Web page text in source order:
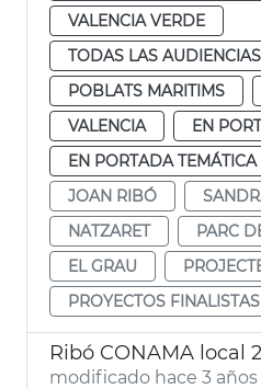
VALENCIA VERDE
TODAS LAS AUDIENCIAS
POBLATS MARITIMS
VALENCIA
EN
EN PORTADA TEMÁTICA
JOAN RIBÓ
NATZARET
PARC
EL GRAU
PROYECTOS FINALISTAS
Ribó CONAMA local
modificado hace 3 años